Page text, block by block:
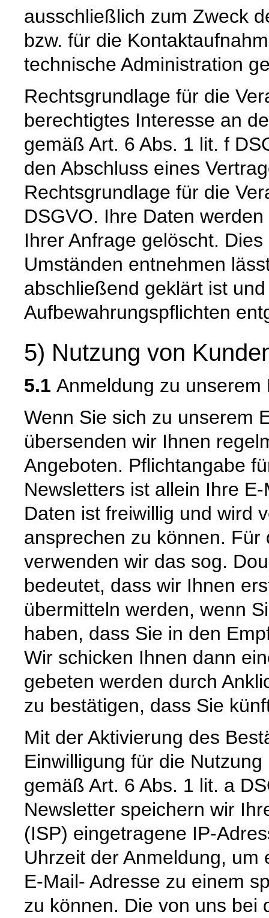
ausschließlich zum Zweck
bzw. für die
technische Administration
Rechtsgrundlage für die
berechtigtes Interesse an
gemäß Art. 6 Abs. 1 lit. f
den Abschluss eines
Rechtsgrundlage für die
DSGVO. Ihre Daten
Ihrer Anfrage gelöscht.
Umständen entnehmen
abschließend geklärt ist
Aufbewahrungspflichten
5) Nutzung von
5.1 Anmeldung zu unserem
Wenn Sie sich zu unserem
übersenden wir Ihnen
Angeboten. Pflichtangabe
Newsletters ist allein Ihre
Daten ist freiwillig und wird
ansprechen zu können.
verwenden wir das sog.
bedeutet, dass wir Ihnen
übermitteln werden, wenn
haben, dass Sie in den
Wir schicken Ihnen dann
gebeten werden durch
zu bestätigen, dass Sie
Mit der Aktivierung des
Einwilligung für die
gemäß Art. 6 Abs. 1 lit. a
Newsletter speichern wir
(ISP) eingetragene IP-
Uhrzeit der Anmeldung,
E-Mail- Adresse zu einem
zu können. Die von uns bei